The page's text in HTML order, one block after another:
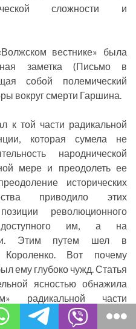
сложности и
вестнике» была
заметка (Письмо в
собой полемический
вокруг смерти Гаршина.
к той части радикальной
которая сумела не
народнической
мере и преодолеть ее
исторических
приводило этих
революционного
им, а на
Этим путем шел в
Вот почему
ему глубоко чужд. Статья
ясностью обнажила
радикальной части
Гаршина показала